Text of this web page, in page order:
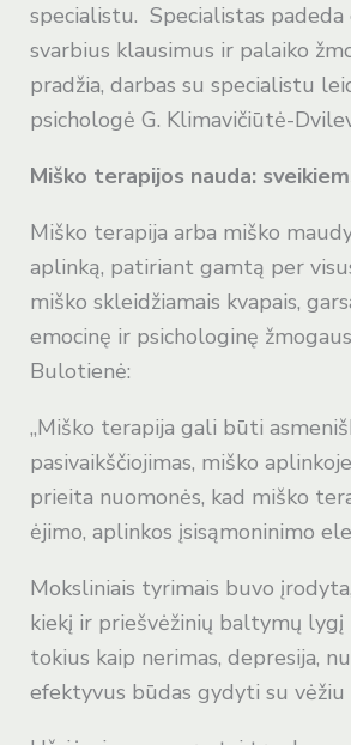
specialistu. Specialistas padeda
svarbius klausimus ir palaiko
pradžia, darbas su specialistu
psichologė G. Klimavičiūtė-
Miško terapijos nauda:
Miško terapija arba miško
aplinką, patiriant gamtą per
miško skleidžiamais kvapais,
emocinę ir psichologinę
Bulotienė:
„Miško terapija gali būti
pasivaikščiojimas, miško
prieita nuomonės, kad miško
ėjimo, aplinkos įsisąmoninimo
Moksliniais tyrimais buvo
kiekį ir priešvėžinių baltymų
tokius kaip nerimas, depresija,
efektyvus būdas gydyti su vėžiu